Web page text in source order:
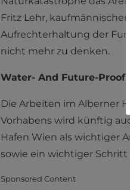
Fritz Lehr,
Aufrechterhaltung der
nicht mehr zu denken.
Water- And Future-Proof
Die Arbeiten im Alberner
Vorhabens wird künftig
Hafen Wien als wichtiger
sowie ein wichtiger
Sponsored Content